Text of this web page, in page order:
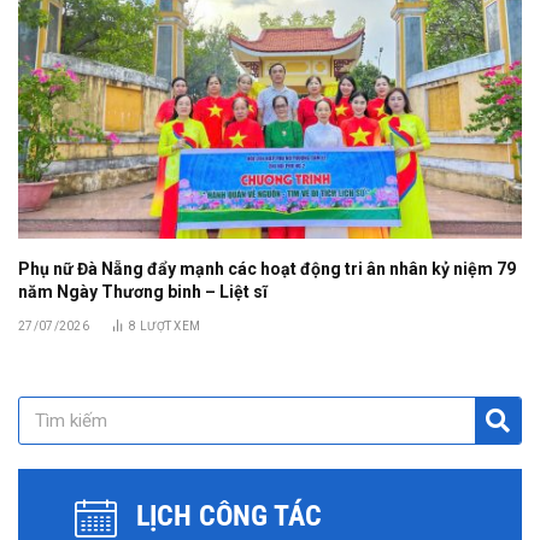
Phụ nữ Đà Nẵng đẩy mạnh các hoạt động tri ân nhân kỷ niệm 79
năm Ngày Thương binh – Liệt sĩ
27/07/2026 8 LƯỢT XEM
LỊCH CÔNG TÁC